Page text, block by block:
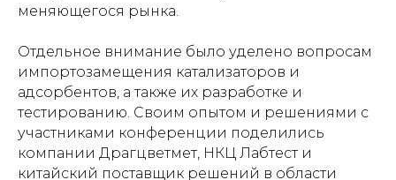
меняющегося рынка.
Отдельное внимание было уделено вопросам
импортозамещения катализаторов и
адсорбентов, а также их разработке и
тестированию. Своим опытом и решениями с
участниками конференции поделились
компании Драгцветмет, НКЦ Лабтест и
китайский поставщик решений в области